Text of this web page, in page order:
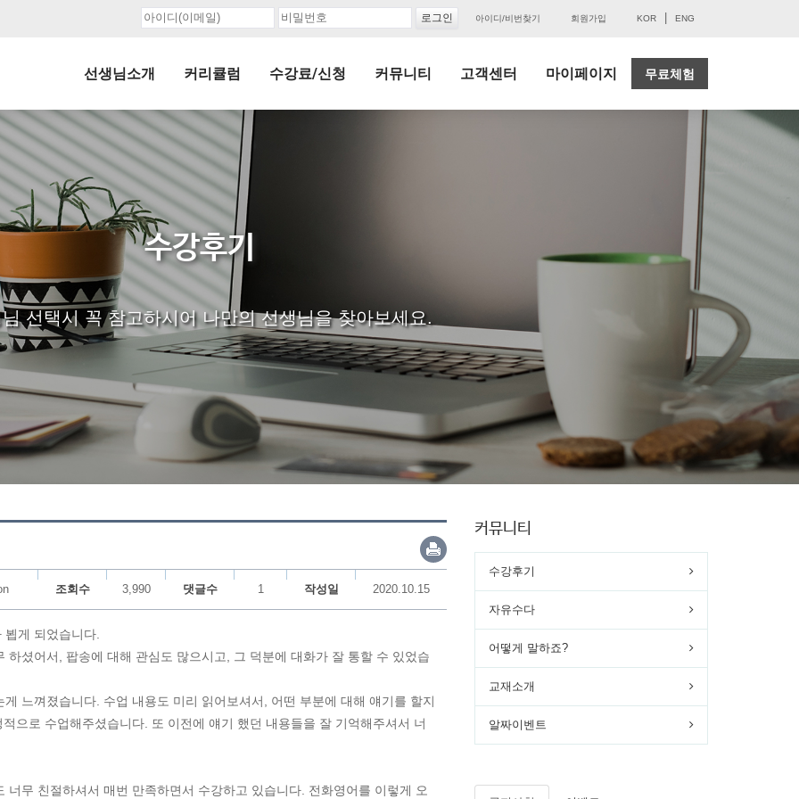
아이디/비번찾기 회원가입 KOR ENG
선생님소개 커리큘럼 수강료/신청 커뮤니티 고객센터 마이페이지 무료체험
수강후기
선택시 꼭 참고하시어 나만의 선생님을 찾아보세요.
조회수 3,990 댓글수 1 작성일 2020.10.15
게 되었습니다.
셨어서, 팝송에 대해 관심도 많으시고, 그 덕분에 대화가 잘 통할 수 있었습
느껴졌습니다. 수업 내용도 미리 읽어보셔서, 어떤 부분에 대해 얘기를 할지
으로 수업해주셨습니다. 또 이전에 얘기 했던 내용들을 잘 기억해주셔서 너
무 친절하셔서 매번 만족하면서 수강하고 있습니다. 전화영어를 이렇게 오
커뮤니티
수강후기
자유수다
어떻게 말하죠?
교재소개
알짜이벤트